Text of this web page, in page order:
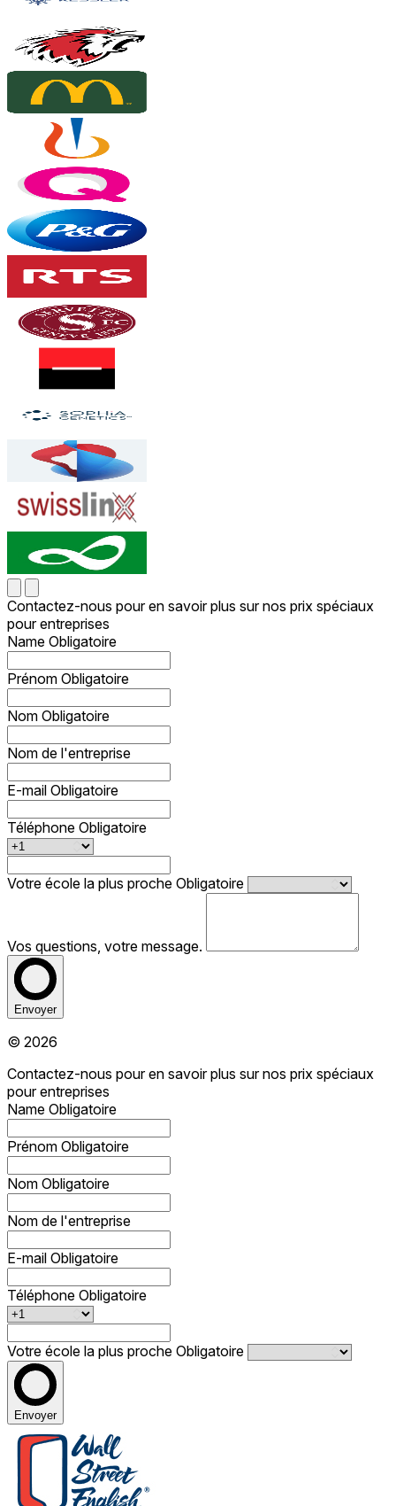
Contactez-nous pour en savoir plus sur nos prix spéciaux
pour entreprises
Name Obligatoire
Prénom Obligatoire
Nom Obligatoire
Nom de l'entreprise
E-mail Obligatoire
Téléphone Obligatoire
Votre école la plus proche Obligatoire
Vos questions, votre message.
Envoyer
© 2026
Contactez-nous pour en savoir plus sur nos prix spéciaux
pour entreprises
Name Obligatoire
Prénom Obligatoire
Nom Obligatoire
Nom de l'entreprise
E-mail Obligatoire
Téléphone Obligatoire
Votre école la plus proche Obligatoire
Envoyer